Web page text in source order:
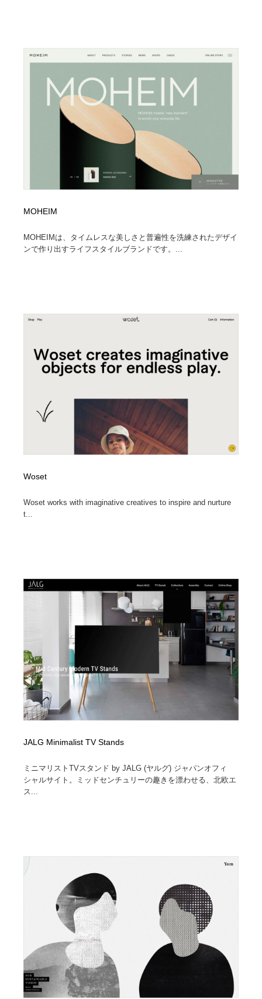
MOHEIM
MOHEIMは、タイムレスな美しさと普遍性を洗練されたデザイ
ンで作り出すライフスタイルブランドです。...
Woset
Woset works with imaginative creatives to inspire and nurture
t...
JALG Minimalist TV Stands
ミニマリストTVスタンド by JALG (ヤルグ) ジャパンオフィ
シャルサイト。ミッドセンチュリーの趣きを漂わせる、北欧エ
ス...